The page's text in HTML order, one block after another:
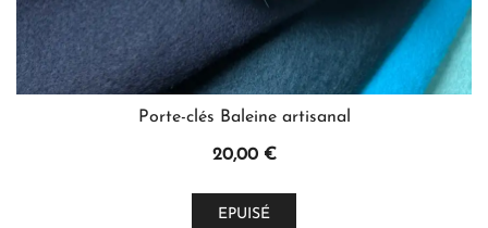
Porte-clés Baleine artisanal
20,00 €
EPUISÉ